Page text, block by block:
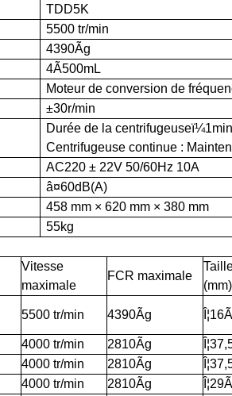
TDD5K
5500 tr/min
4390Ãg
4Ã500mL
Moteur de conversion de
±30r/min
Durée de la centrifugeuseï¼1min
Centrifugeuse continue :
AC220 ± 22V 50/60Hz 10A
â¤60dB(A)
458 mm × 620 mm × 380 mm
55kg
Vitesse
maximale
FCR maximale
(mm)
5500 tr/min 4390Ãg
4000 tr/min 2810Ãg
4000 tr/min 2810Ãg
4000 tr/min 2810Ãg